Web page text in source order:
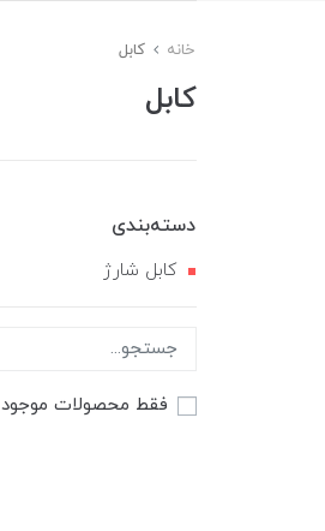
خانه کابل
کابل
دسته‌بندی
کابل شارژ
فقط محصولات موجود